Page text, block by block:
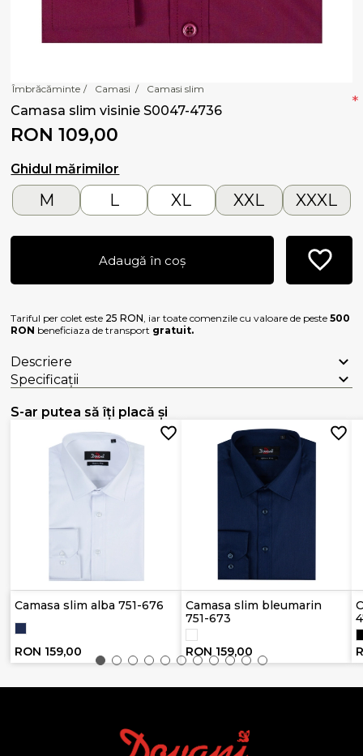
Îmbrăcăminte / Camasi / Camasi slim
Camasa slim visinie S0047-4736
RON 109,00
Ghidul mărimilor
*
M L XL XXL XXXL
Adaugă în coș
Tariful per colet este 25 RON, iar toate comenzile cu valoare de peste500
RON beneficiaza de transport gratuit.
Descriere
Specificații
S-ar putea să îți placă și
Camasa slim alba 751-676
RON 159,00
Camasa slim bleumarin
751-673
RON 159,00